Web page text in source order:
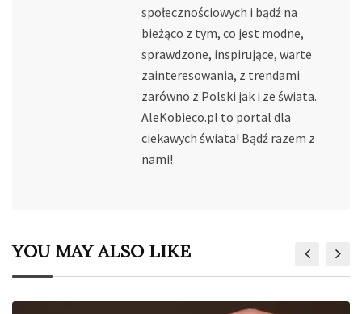
społecznościowych i bądź na
bieżąco z tym, co jest modne,
sprawdzone, inspirujące, warte
zainteresowania, z trendami
zarówno z Polski jak i ze świata.
AleKobieco.pl to portal dla
ciekawych świata! Bądź razem z
nami!
YOU MAY ALSO LIKE